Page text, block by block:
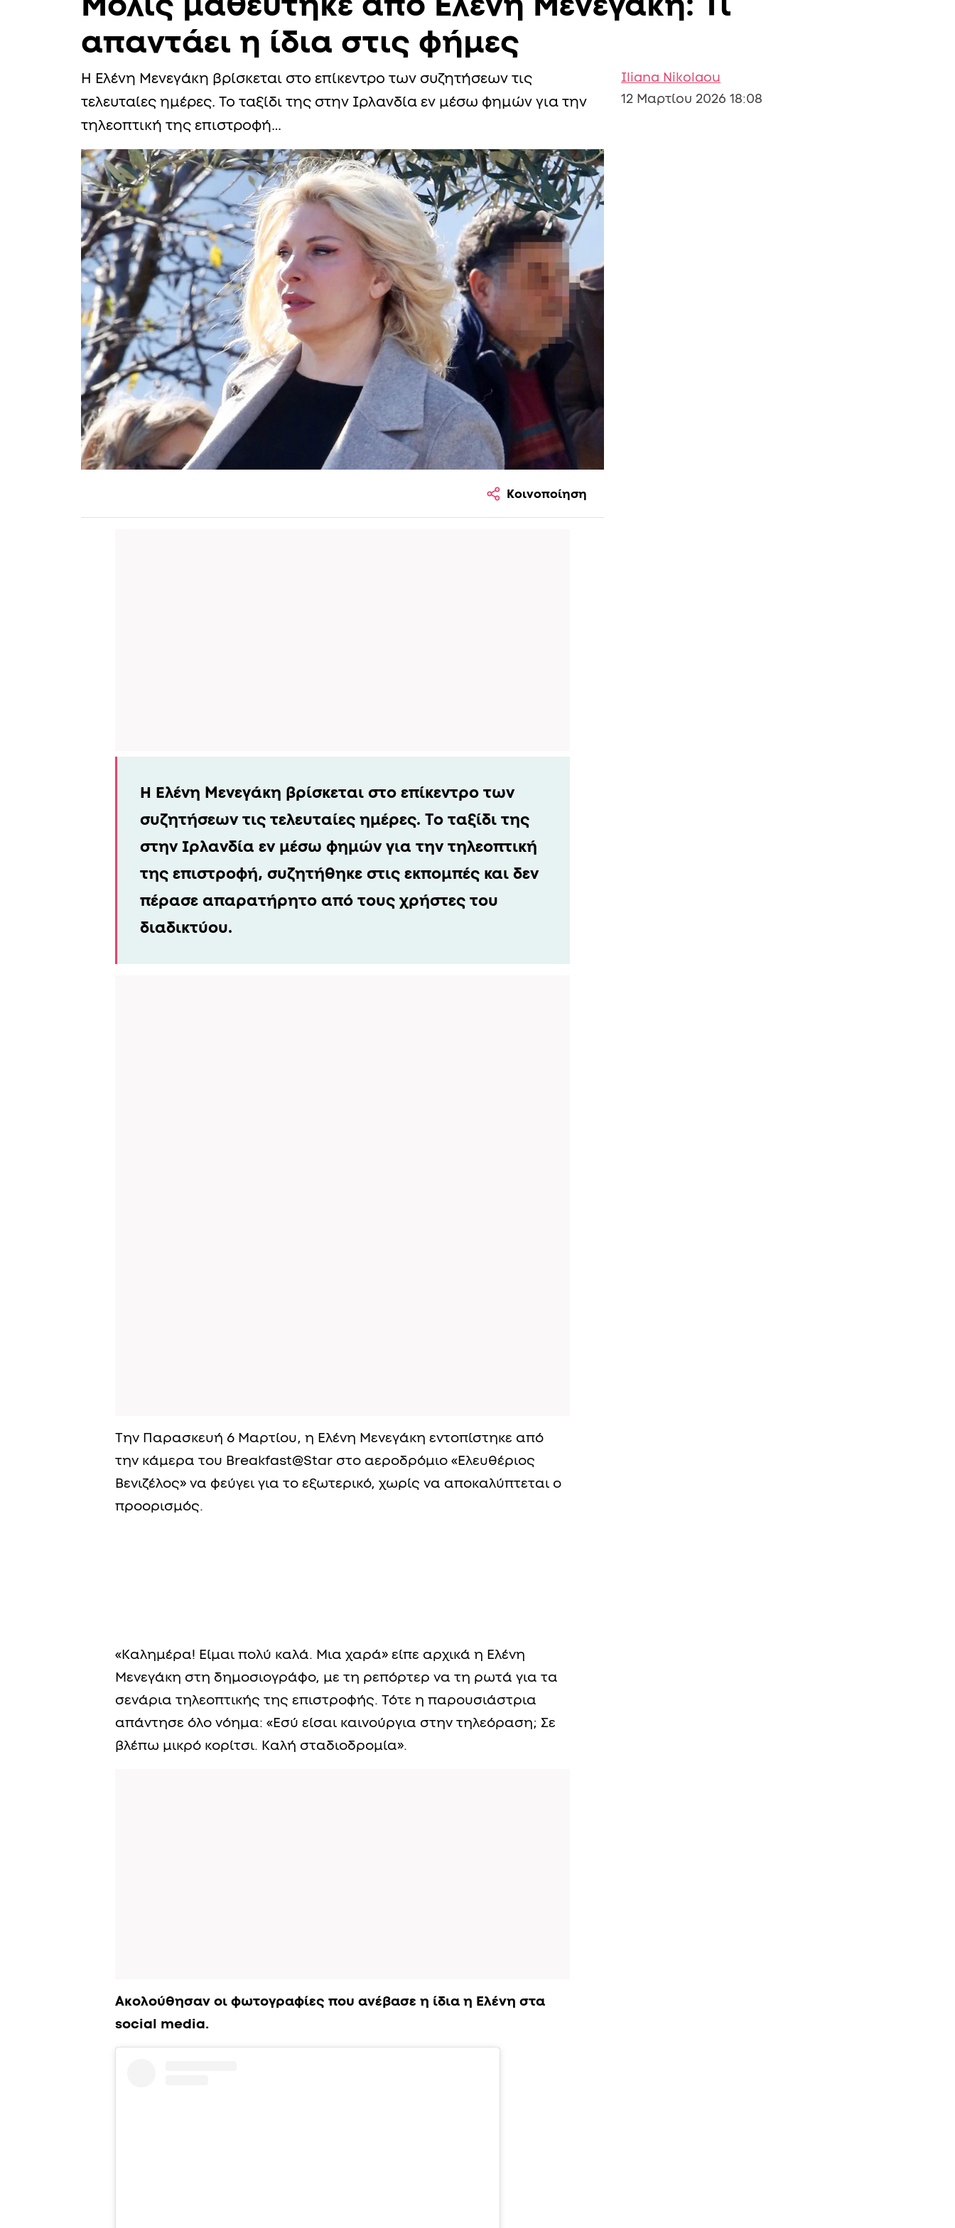
Μόλις μαθεύτηκε από Ελένη Μενεγάκη: Τι
απαντάει η ίδια στις φήμες
Η Ελένη Μενεγάκη βρίσκεται στο επίκεντρο των συζητήσεων τις
τελευταίες ημέρες. Το ταξίδι της στην Ιρλανδία εν μέσω φημών για την
τηλεοπτική της επιστροφή…
Iliana Nikolaou
12 Μαρτίου 2026 18:08
Κοινοποίηση
Η Ελένη Μενεγάκη βρίσκεται στο επίκεντρο των
συζητήσεων τις τελευταίες ημέρες. Το ταξίδι της
στην Ιρλανδία εν μέσω φημών για την τηλεοπτική
της επιστροφή, συζητήθηκε στις εκπομπές και δεν
πέρασε απαρατήρητο από τους χρήστες του
διαδικτύου.
Την Παρασκευή 6 Μαρτίου, η Ελένη Μενεγάκη εντοπίστηκε από
την κάμερα του Breakfast@Star στο αεροδρόμιο «Ελευθέριος
Βενιζέλος» να φεύγει για το εξωτερικό, χωρίς να αποκαλύπτεται ο
προορισμός.
«Καλημέρα! Είμαι πολύ καλά. Μια χαρά» είπε αρχικά η Ελένη
Μενεγάκη στη δημοσιογράφο, με τη ρεπόρτερ να τη ρωτά για τα
σενάρια τηλεοπτικής της επιστροφής. Τότε η παρουσιάστρια
απάντησε όλο νόημα: «Εσύ είσαι καινούργια στην τηλεόραση; Σε
βλέπω μικρό κορίτσι. Καλή σταδιοδρομία».
Ακολούθησαν οι φωτογραφίες που ανέβασε η ίδια η Ελένη στα
social media.